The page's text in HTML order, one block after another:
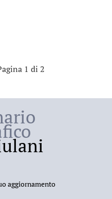
1 di 2
aggiornamento